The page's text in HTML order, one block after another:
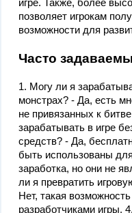
игре. Также, более
позволяет игрокам
возможности для
Часто
1. Могу ли я
монстрах? - Да, есть
не привязанных к
зарабатывать в игре
средств? - Да,
быть использованы
заработка, но они не
ли я превратить
Нет, такая
разработчиками игры.